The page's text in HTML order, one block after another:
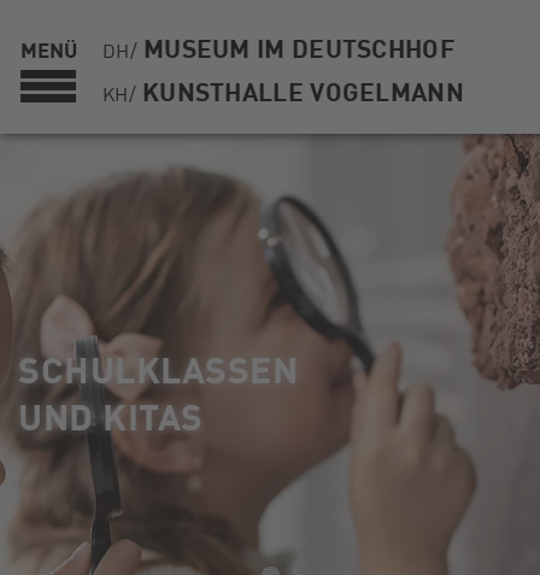
MENÜ DH/ MUSEUM IM DEUTSCHHOF
KH/ KUNSTHALLE VOGELMANN
SCHULKLASSEN
UND KITAS